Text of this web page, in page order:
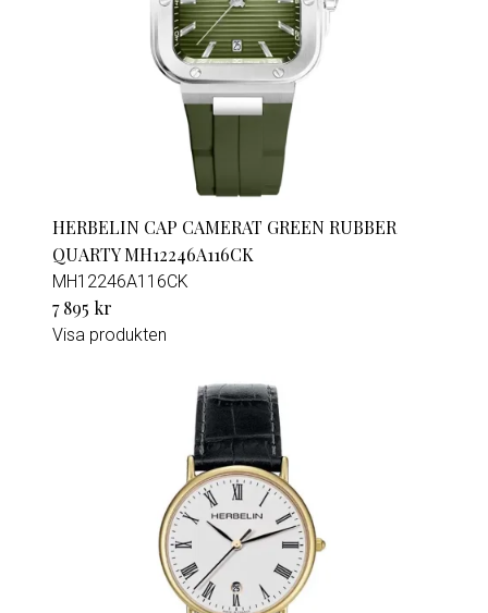
HERBELIN CAP CAMERAT GREEN RUBBER
QUARTY MH12246A116CK
MH12246A116CK
7 895 kr
Visa produkten